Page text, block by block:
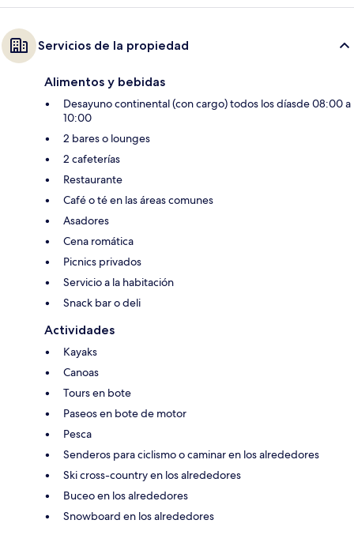
Servicios de la propiedad
Alimentos y bebidas
Desayuno continental (con cargo) todos los díasde 08:00 a
10:00
2 bares o lounges
2 cafeterías
Restaurante
Café o té en las áreas comunes
Asadores
Cena romática
Picnics privados
Servicio a la habitación
Snack bar o deli
Actividades
Kayaks
Canoas
Tours en bote
Paseos en bote de motor
Pesca
Senderos para ciclismo o caminar en los alrededores
Ski cross-country en los alrededores
Buceo en los alrededores
Snowboard en los alrededores